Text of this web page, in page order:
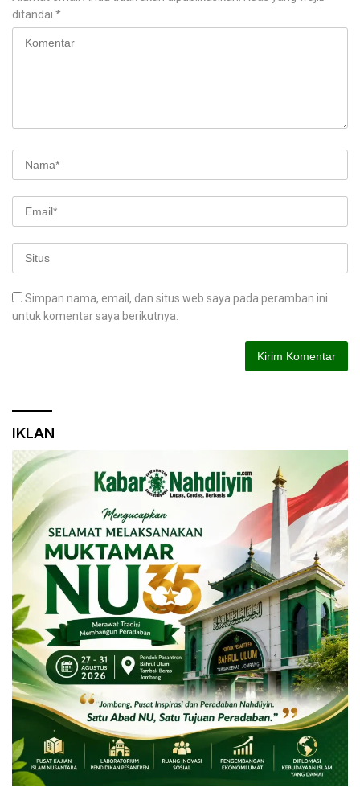
ditandai *
Simpan nama, email, dan situs web saya pada peramban ini
untuk komentar saya berikutnya.
IKLAN